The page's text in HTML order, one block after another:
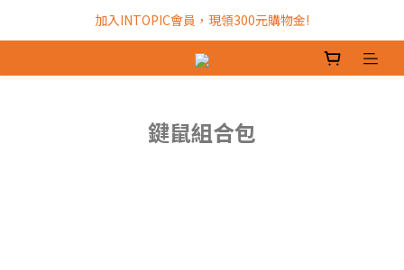
加入INTOPIC會員，現領300元購物金!
加入INTOPIC會員，現領300元購物金!
全館滿$499免運費!
鍵鼠組合包